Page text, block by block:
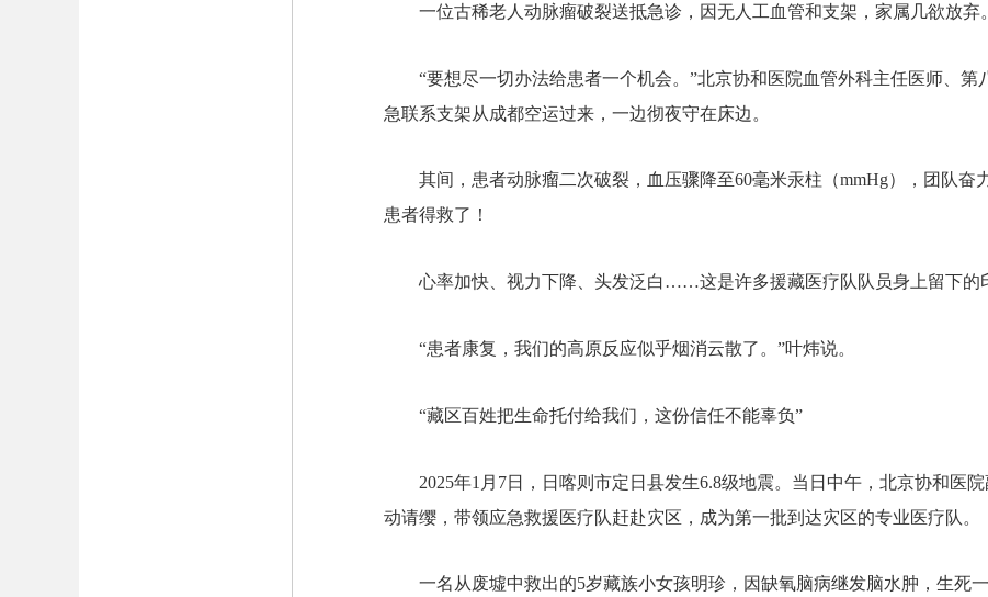
一位古稀老人动脉瘤破裂送抵急诊，因无人工血管和支架，家属几欲放弃。
“要想尽一切办法给患者一个机会。”北京协和医院血管外科主任医师、第
急联系支架从成都空运过来，一边彻夜守在床边。
其间，患者动脉瘤二次破裂，血压骤降至60毫米汞柱（mmHg），团队奋
患者得救了！
心率加快、视力下降、头发泛白……这是许多援藏医疗队队员身上留下的
“患者康复，我们的高原反应似乎烟消云散了。”叶炜说。
“藏区百姓把生命托付给我们，这份信任不能辜负”
2025年1月7日，日喀则市定日县发生6.8级地震。当日中午，北京协和医
动请缨，带领应急救援医疗队赶赴灾区，成为第一批到达灾区的专业医疗队。
一名从废墟中救出的5岁藏族小女孩明珍，因缺氧脑病继发脑水肿，生死一